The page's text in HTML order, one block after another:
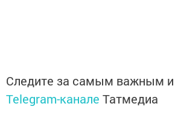
Следите за самым важным
Telegram-канале Татмедиа